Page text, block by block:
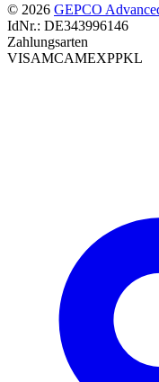
© 2026 GEPCO
IdNr.: DE343996146
Zahlungsarten
VISAMCAMEXPPKL